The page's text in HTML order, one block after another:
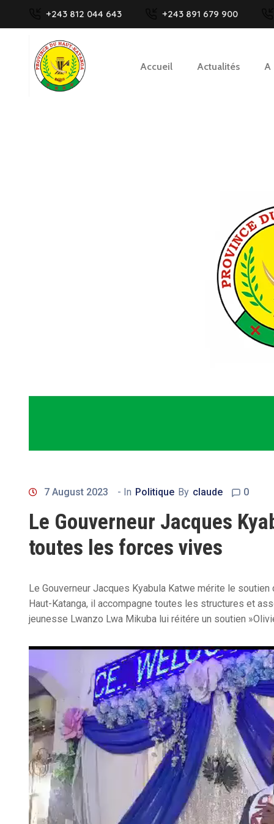
+243 812 044 643 +243 891 679 900
Accueil Actualités A
7 August 2023 - In Politique By claude 0
Le Gouverneur Jacques
toutes les forces vives
Le Gouverneur Jacques Kyabula Katwe mérite le
Haut-Katanga, il accompagne toutes les structures et
jeunesse Lwanzo Lwa Mikuba lui réitére un soutien